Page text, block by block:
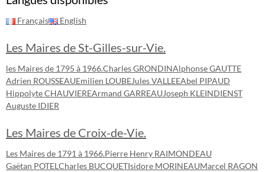
Français English
Les Maires de St-Gilles-sur-Vie.
les Maires de 1795 à 1966.Charles GRONDINAlphonse GAUTTE
Adrien ROUSSEAUEmilien LOUBEJules VALLEEAbel PIPAUD
Hippolyte CHAUVIEREArmand GARREAUJoseph KLEINDIENST
Auguste IDIER
Les Maires de Croix-de-Vie.
Les Maires de 1791 à 1966.Pierre Henry RAIMONDEAU
Gaëtan POTEL Charles BUCQUETIsidore MORINEAUMarcel RAGON